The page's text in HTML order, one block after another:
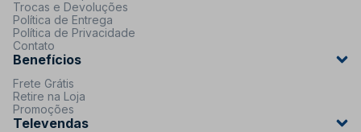
Trocas e Devoluções
Política de Entrega
Política de Privacidade
Contato
Benefícios
Frete Grátis
Retire na Loja
Promoções
Televendas